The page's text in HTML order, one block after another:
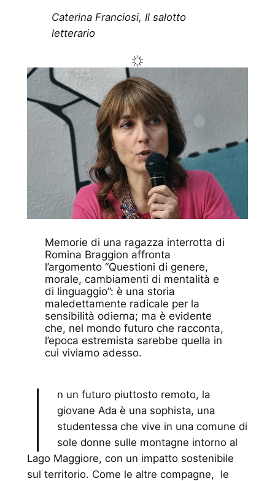
Caterina Franciosi, Il salotto
letterario
Memorie di una ragazza interrotta di
Romina Braggion affronta
l’argomento “Questioni di genere,
morale, cambiamenti di mentalità e
di linguaggio”: è una storia
maledettamente radicale per la
sensibilità odierna; ma è evidente
che, nel mondo futuro che racconta,
l’epoca estremista sarebbe quella in
cui viviamo adesso.
I
n un futuro piuttosto remoto, la
giovane Ada è una sophista, una
studentessa che vive in una comune di
sole donne sulle montagne intorno al
Lago Maggiore, con un impatto sostenibile
sul territorio. Come le altre compagne, le